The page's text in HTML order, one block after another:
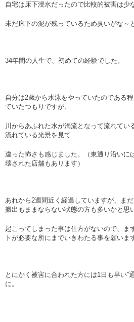
自宅は床下浸水だったので比較的被害は少
未だ床下の泥が残っているため臭いがな～
34年間の人生で、初めての経験でした。
自分は2歳から水泳をやっていたのである
ていたつもりですが、
川からあふれた水が濁流となって流れてい
流れている光景を見て
違った怖さも感じました。（東通り沿いに
壊された店舗もあります）
あれから2週間近く経過していますが、ま
搬出もままならない状態の方も多いかと思
起こってしまった事は仕方がないので、ま
トが必要な所にまでいきわたる事を願いま
とにかく被害に合われた方には1日も早い”
に。